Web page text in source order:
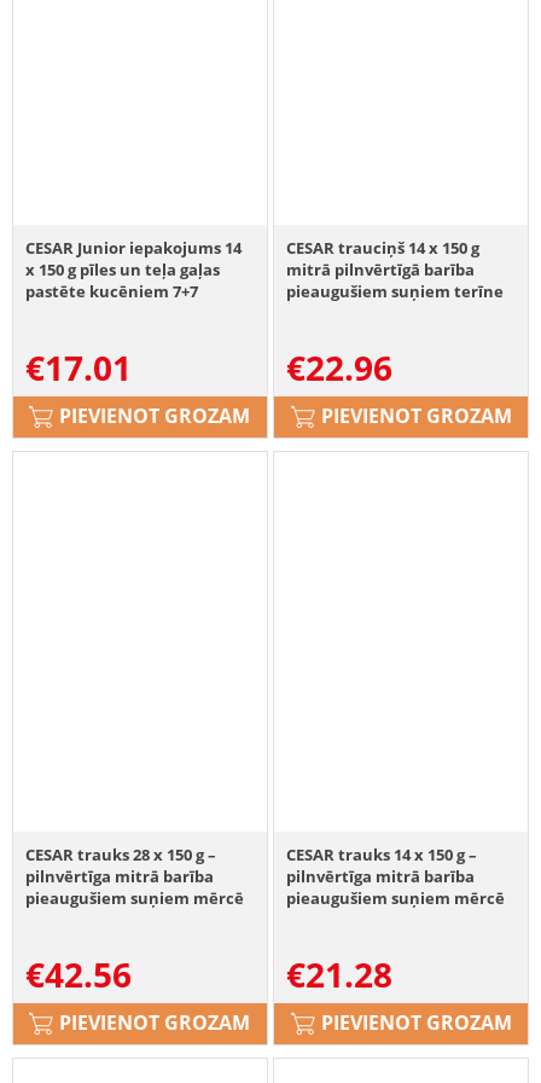
CESAR Junior iepakojums 14
x 150 g pīles un teļa gaļas
pastēte kucēniem 7+7
€17.01
PIEVIENOT GROZAM
CESAR trauciņš 14 x 150 g
mitrā pilnvērtīgā barība
pieaugušiem suņiem terīne
€22.96
PIEVIENOT GROZAM
CESAR trauks 28 x 150 g –
pilnvērtīga mitrā barība
pieaugušiem suņiem mērcē
BEZMAKSAS
€42.56
PIEVIENOT GROZAM
CESAR trauks 14 x 150 g –
pilnvērtīga mitrā barība
pieaugušiem suņiem mērcē
BEZMAKSAS
€21.28
PIEVIENOT GROZAM